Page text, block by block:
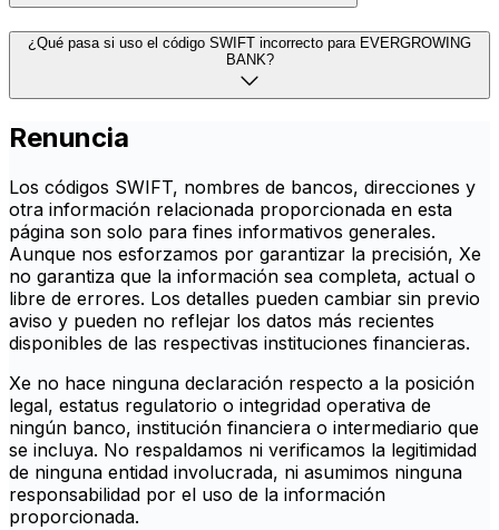
¿Qué pasa si uso el código SWIFT incorrecto para EVERGROWING
BANK?
Renuncia
Los códigos SWIFT, nombres de bancos, direcciones y
otra información relacionada proporcionada en esta
página son solo para fines informativos generales.
Aunque nos esforzamos por garantizar la precisión, Xe
no garantiza que la información sea completa, actual o
libre de errores. Los detalles pueden cambiar sin previo
aviso y pueden no reflejar los datos más recientes
disponibles de las respectivas instituciones financieras.
Xe no hace ninguna declaración respecto a la posición
legal, estatus regulatorio o integridad operativa de
ningún banco, institución financiera o intermediario que
se incluya. No respaldamos ni verificamos la legitimidad
de ninguna entidad involucrada, ni asumimos ninguna
responsabilidad por el uso de la información
proporcionada.